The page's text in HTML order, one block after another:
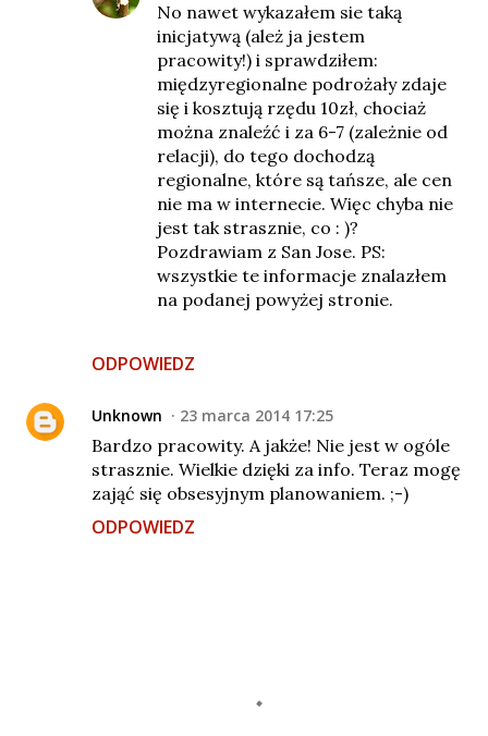
ODPOWIEDZ
No nawet wykazałem sie taką
inicjatywą (ależ ja jestem
pracowity!) i sprawdziłem:
międzyregionalne podrożały zdaje
się i kosztują rzędu 10zł, chociaż
można znaleźć i za 6-7 (zależnie od
relacji), do tego dochodzą
regionalne, które są tańsze, ale cen
nie ma w internecie. Więc chyba nie
jest tak strasznie, co : )?
Pozdrawiam z San Jose. PS:
wszystkie te informacje znalazłem
na podanej powyżej stronie.
Unknown 23 marca 2014 17:25
Bardzo pracowity. A jakże! Nie jest w ogóle
strasznie. Wielkie dzięki za info. Teraz mogę
zająć się obsesyjnym planowaniem. ;-)
ODPOWIEDZ